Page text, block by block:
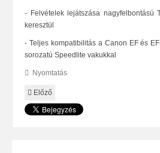
- Felvételek lejátszása nagyfelbontású
keresztül
- Teljes kompatibilitás a Canon EF és
sorozatú Speedlite vakukkal
Nyomtatás
Előző